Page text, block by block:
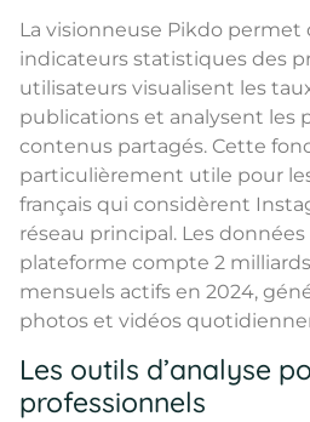
La visionneuse Pikdo permet
indicateurs statistiques des
utilisateurs visualisent les
publications et analysent les
contenus partagés. Cette
particulièrement utile pour
français qui considèrent
réseau principal. Les
plateforme compte 2
mensuels actifs en 2024,
photos et vidéos
Les outils d’analyse
professionnels